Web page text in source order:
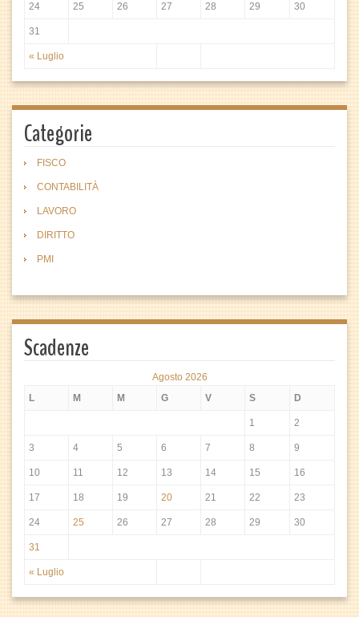
« Luglio
24 25 26 27 28 29 30
31
Categorie
FISCO
CONTABILITÀ
LAVORO
DIRITTO
PMI
Scadenze
Agosto 2026
L
M M G V S D
« Luglio
1 2
3 4 5 6 7 8 9
10 11 12 13 14 15 16
17 18 19 20 21 22 23
24 25 26 27 28 29 30
31